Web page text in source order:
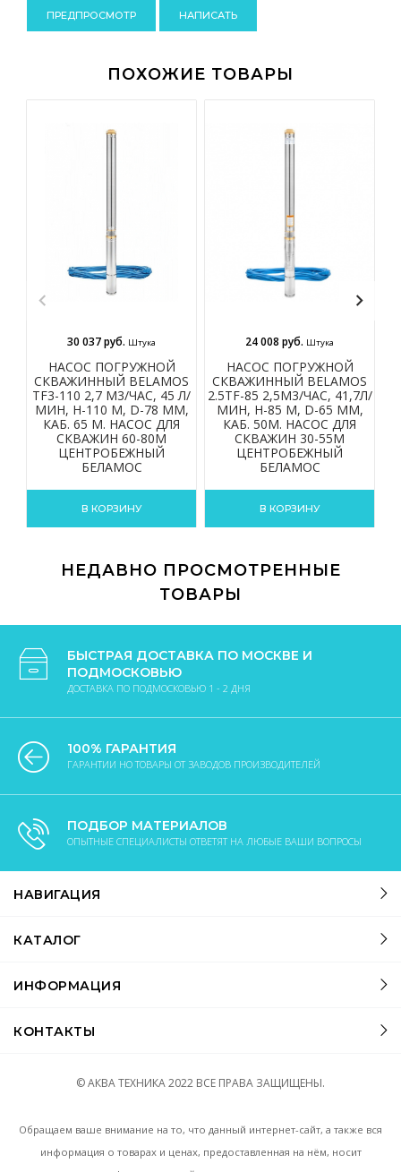
ПОХОЖИЕ ТОВАРЫ
НАСОС ПОГРУЖНОЙ
СКВАЖИННЫЙ BELAMOS
TF3-110 2,7 М3/ЧАС, 45 Л/
МИН, Н-110 М, D-78 ММ,
КАБ. 65 М. НАСОС ДЛЯ
СКВАЖИН 60-80М
ЦЕНТРОБЕЖНЫЙ
БЕЛАМОС
30 037 руб. Штука
В КОРЗИНУ
НАСОС ПОГРУЖНОЙ
СКВАЖИННЫЙ BELAMOS
2.5TF-85 2,5М3/ЧАС, 41,7Л/
МИН, Н-85 М, D-65 ММ,
КАБ. 50М. НАСОС ДЛЯ
СКВАЖИН 30-55М
ЦЕНТРОБЕЖНЫЙ
БЕЛАМОС
24 008 руб. Штука
В КОРЗИНУ
НЕДАВНО ПРОСМОТРЕННЫЕ
ТОВАРЫ
БЫСТРАЯ ДОСТАВКА ПО МОСКВЕ И
ПОДМОСКОВЬЮ
ДОСТАВКА ПО ПОДМОСКОВЬЮ 1 - 2 ДНЯ
100% ГАРАНТИЯ
ГАРАНТИИ НО ТОВАРЫ ОТ ЗАВОДОВ ПРОИЗВОДИТЕЛЕЙ
ПОДБОР МАТЕРИАЛОВ
ОПЫТНЫЕ СПЕЦИАЛИСТЫ ОТВЕТЯТ НА ЛЮБЫЕ ВАШИ ВОПРОСЫ
НАВИГАЦИЯ
КАТАЛОГ
ИНФОРМАЦИЯ
КОНТАКТЫ
© АКВА ТЕХНИКА2022 ВСЕ ПРАВА ЗАЩИЩЕНЫ.
Обращаем ваше внимание на то, что данный интернет-сайт, а также вся
информация о товарах и ценах, предоставленная на нём, носит